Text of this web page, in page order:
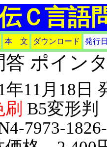
Ｃ言語
本 文 ダウンロード 発行
ポイン
年11月18日
刷 B5変形
7973-